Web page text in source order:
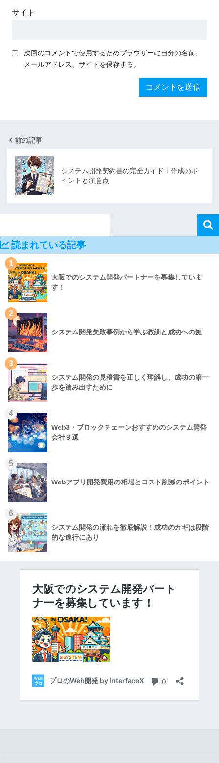
サイト
次回のコメントで使用するためブラウザーに自分の名前、
メールアドレス、サイトを保存する。
前の記事
システム開発契約書の完全ガイド：作成のポ
イントと注意点
読まれている記事
1
大阪でのシステム開発パートナーを募集していま
す！
2
システム開発失敗事例から学ぶ教訓と成功への鍵
3
システム開発の見積書を正しく理解し、成功の第一
歩を踏み出すために
4
Web3・ブロックチェーンおすすめのシステム開発
会社９選
5
Webアプリ開発費用の相場とコスト削減のポイント
6
システム開発の流れを徹底解説！成功のカギは段階
的な進行にあり